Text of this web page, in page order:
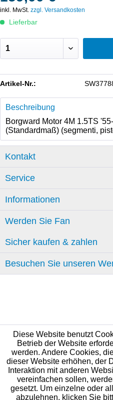
inkl. MwSt. zzgl. Versandkosten
Lieferbar
Artikel-Nr.:
Beschreibung
Borgward Motor 4M 1.5TS
(Standardmaß) (segmenti,
Kontakt
Service
Informationen
Werden Sie Fan
Sicher kaufen & zahlen
Besuchen Sie unseren
Diese Website benutzt
Betrieb der Website
werden. Andere Cookies,
dieser Website erhöhen, der
Interaktion mit anderen
vereinfachen sollen,
gesetzt. Um einzelne oder
abzulehnen, klicken Sie